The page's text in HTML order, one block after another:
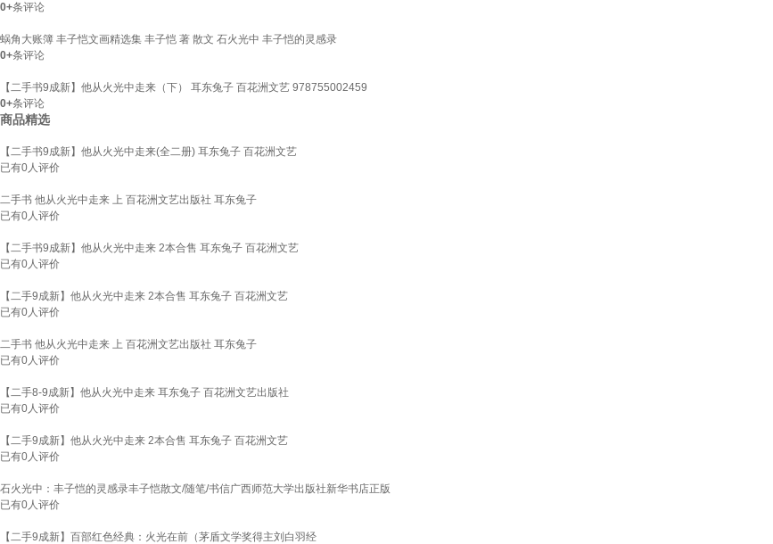
0+条评论
蜗角大账簿 丰子恺文画精选集 丰子恺 著 散文 石火光中 丰子恺的灵感录
0+条评论
【二手书9成新】他从火光中走来（下） 耳东兔子 百花洲文艺 978755002459
0+条评论
商品精选
【二手书9成新】他从火光中走来(全二册) 耳东兔子 百花洲文艺
已有0人评价
二手书 他从火光中走来 上 百花洲文艺出版社 耳东兔子
已有0人评价
【二手书9成新】他从火光中走来 2本合售 耳东兔子 百花洲文艺
已有0人评价
【二手9成新】他从火光中走来 2本合售 耳东兔子 百花洲文艺
已有0人评价
二手书 他从火光中走来 上 百花洲文艺出版社 耳东兔子
已有0人评价
【二手8-9成新】他从火光中走来 耳东兔子 百花洲文艺出版社
已有0人评价
【二手9成新】他从火光中走来 2本合售 耳东兔子 百花洲文艺
已有0人评价
石火光中：丰子恺的灵感录丰子恺散文/随笔/书信广西师范大学出版社新华书店正版
已有0人评价
【二手9成新】百部红色经典：火光在前（茅盾文学奖得主刘白羽经